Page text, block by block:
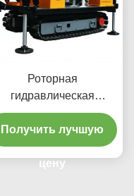
Роторная
гидравлическая
горизонтальная
дирекционная сверля
машина
Получить лучшую
цену